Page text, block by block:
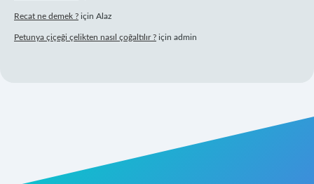
Recat ne demek ? için Alaz
Petunya çiçeği çelikten nasıl çoğaltılır ? için admin